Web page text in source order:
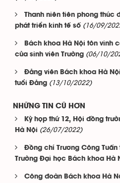
Thanh niên tiên phong thúc
phát triển kinh tế số (16/09/
Bách khoa Hà Nội tôn vinh
của sinh viên Trường (06/10/
Đảng viên Bách khoa Hà
tuổi Đảng (13/10/2022)
NHỮNG TIN CŨ HƠN
Kỳ họp thứ 12, Hội đồng
Hà Nội (26/07/2022)
Đồng chí Trương Công Tuấn
Trường Đại học Bách khoa Hà
Công đoàn Bách khoa Hà